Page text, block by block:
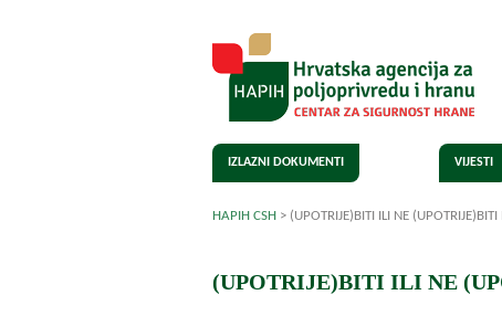
IZLAZNI DOKUMENTI VIJESTI
HAPIH CSH > (UPOTRIJE)BITI ILI NE
(UPOTRIJE)BITI ILI NE